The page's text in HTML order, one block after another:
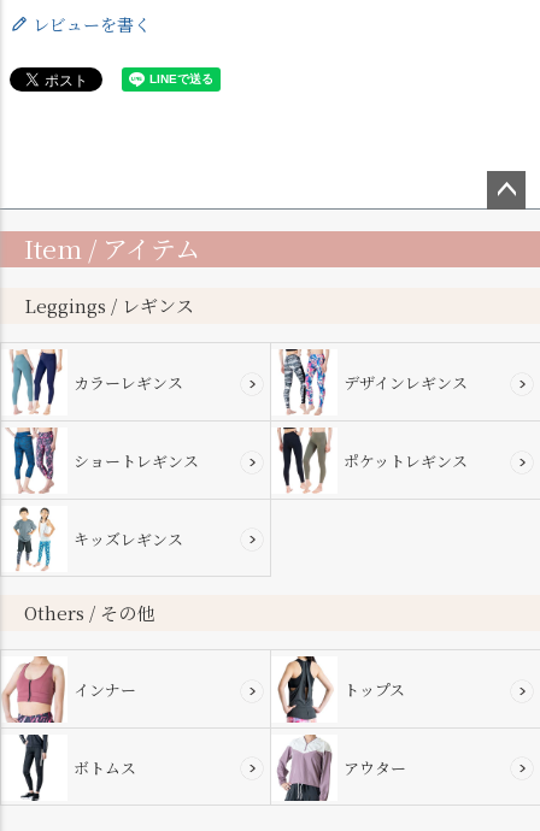
レビューを書く
ップ
Item / アイテム
Leggings / レギンス
カラーレギンス デザインレギンス
ショートレギンス ポケットレギンス
キッズレギンス
Others / その他
インナー トップス
ボトムス アウター